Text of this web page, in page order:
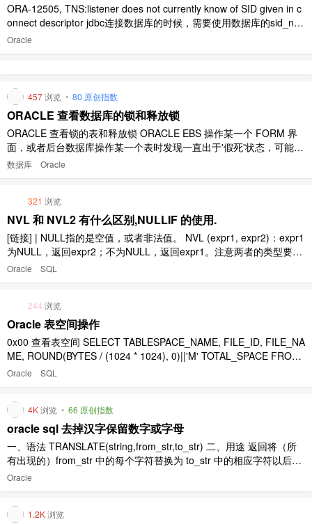
ORA-12505, TNS:listener does not currently know of SID given in c
onnect descriptor jdbc连接数据库的时候，需要使用数据库的sid_na
me 而不是数据库的services_name 而使用plsql连接数据库的时候，
Oracle
457浏览 • 80 原创指数
ORACLE 查看数据库的锁和释放锁
ORACLE 查看锁的表和释放锁 ORACLE EBS 操作某一个 FORM 界
面，或者后台数据库操作某一个表时发现一直出于'假死'状态，可能是
该表被某一用户锁定，导致其他用户无法继续操作 复制代码 代码如
数据库 Oracle
321 浏览
NVL 和 NVL2 有什么区别,NULLIF 的使用.
[链接] | NULL指的是空值，或者非法值。 NVL (expr1, expr2)：expr1
为NULL，返回expr2；不为NULL，返回expr1。注意两者的类型要一
致 NVL2 (expr1, expr2, expr3) ：expr1不为NULL，返回expr2；为N
Oracle SQL
244 浏览
Oracle 表空间操作
0x00 查看表空间 SELECT TABLESPACE_NAME, FILE_ID, FILE_NA
ME, ROUND(BYTES / (1024 * 1024), 0)||'M' TOTAL_SPACE FROM
DBA_DATA_FILES ORDER BY TABLESPACE_NAME; 0x01 创建表
Oracle SQL
4K浏览 • 66 原创指数
oracle sql 去掉汉字保留数字或字母
一、语法 TRANSLATE(string,from_str,to_str) 二、用途 返回将（所
有出现的）from_str 中的每个字符替换为 to_str 中的相应字符以后的
string。TRANSLATE 是 REPLACE 所提供的功能的一个超集。如果 f
Oracle
1.2K浏览